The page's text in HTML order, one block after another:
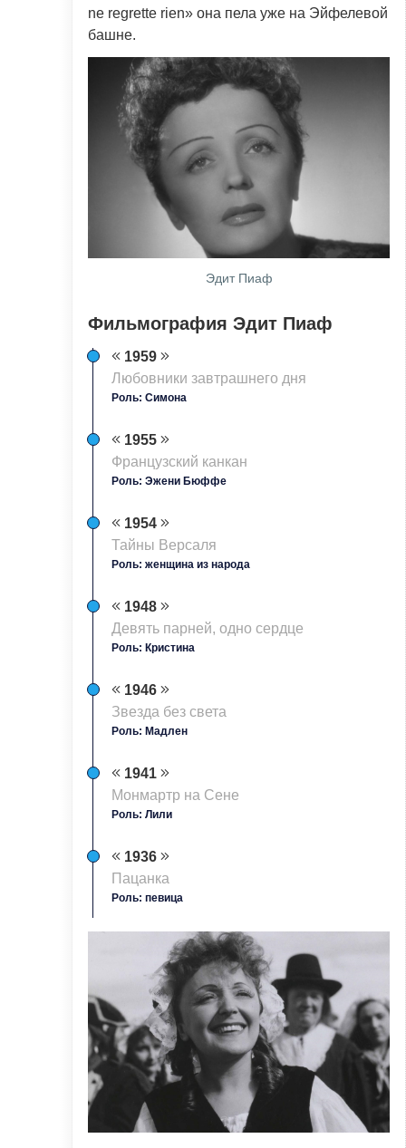
ne regrette rien» она пела уже на Эйфелевой
башне.
Эдит Пиаф
Фильмография Эдит Пиаф
1959
Любовники завтрашнего дня
Роль: Симона
1955
Французский канкан
Роль: Эжени Бюффе
1954
Тайны Версаля
Роль: женщина из народа
1948
Девять парней, одно сердце
Роль: Кристина
1946
Звезда без света
Роль: Мадлен
1941
Монмартр на Сене
Роль: Лили
1936
Пацанка
Роль: певица